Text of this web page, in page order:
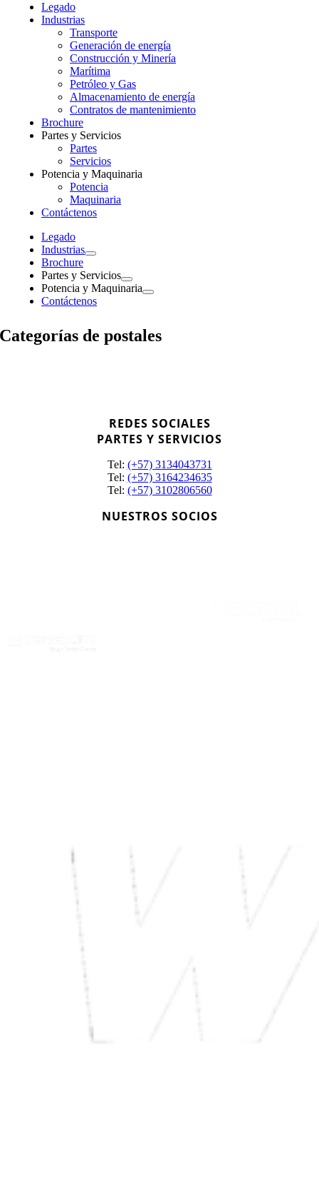
Legado
Industrias
Transporte
Generación de energía
Construcción y Minería
Marítima
Petróleo y Gas
Almacenamiento de energía
Contratos de mantenimiento
Brochure
Partes y Servicios
Partes
Servicios
Potencia y Maquinaria
Potencia
Maquinaria
Contáctenos
Legado
Industrias
Brochure
Partes y Servicios
Potencia y Maquinaria
Contáctenos
Categorías de postales
REDES SOCIALES
PARTES Y SERVICIOS
Tel: (+57) 3134043731
Tel: (+57) 3164234635
Tel: (+57) 3102806560
NUESTROS SOCIOS